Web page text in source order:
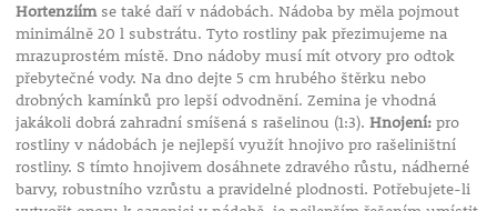
Hortenziímse také daří v nádobách. Nádoba by měla pojmout
minimálně 20 l substrátu. Tyto rostliny pak přezimujeme na
mrazuprostém místě. Dno nádoby musí mít otvory pro odtok
přebytečné vody. Na dno dejte 5 cm hrubého štěrku nebo
drobných kamínků pro lepší odvodnění. Zemina je vhodná
jakákoli dobrá zahradní smíšená s rašelinou (1:3). Hnojení:pro
rostliny v nádobách je nejlepší využít hnojivo pro rašeliništní
rostliny. S tímto hnojivem dosáhnete zdravého růstu, nádherné
barvy, robustního vzrůstu a pravidelné plodnosti. Potřebujete-li